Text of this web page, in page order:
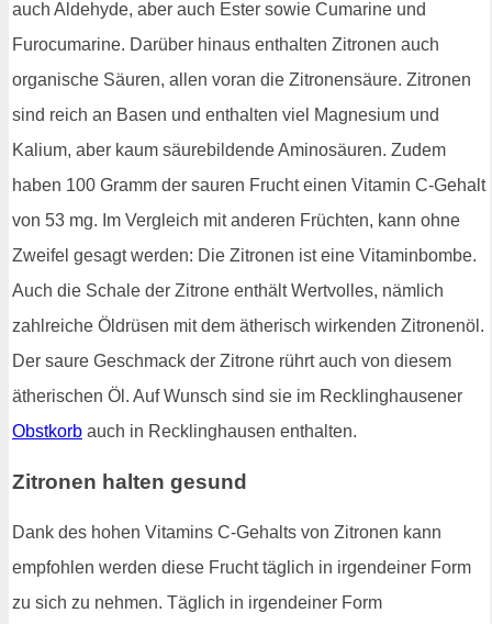
auch Aldehyde, aber auch Ester sowie Cumarine und
Furocumarine. Darüber hinaus enthalten Zitronen auch
organische Säuren, allen voran die Zitronensäure. Zitronen
sind reich an Basen und enthalten viel Magnesium und
Kalium, aber kaum säurebildende Aminosäuren. Zudem
haben 100 Gramm der sauren Frucht einen Vitamin C-Gehalt
von 53 mg. Im Vergleich mit anderen Früchten, kann ohne
Zweifel gesagt werden: Die Zitronen ist eine Vitaminbombe.
Auch die Schale der Zitrone enthält Wertvolles, nämlich
zahlreiche Öldrüsen mit dem ätherisch wirkenden Zitronenöl.
Der saure Geschmack der Zitrone rührt auch von diesem
ätherischen Öl. Auf Wunsch sind sie im Recklinghausener
Obstkorb auch in Recklinghausen enthalten.
Zitronen halten gesund
Dank des hohen Vitamins C-Gehalts von Zitronen kann
empfohlen werden diese Frucht täglich in irgendeiner Form
zu sich zu nehmen. Täglich in irgendeiner Form